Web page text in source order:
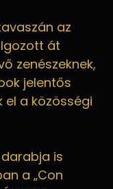
az
át
zenészeknek,
jelentős
el a közösségi
is
a „Con